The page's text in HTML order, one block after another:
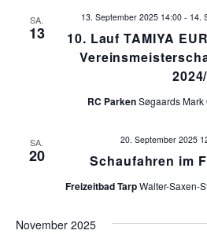
SA.
13
10. Lauf TAMIYA
13. September 2025 14:00- 14.
RC ParkenSøgaards
SA.
20 Schaufahren im
20. September 2025
Freizeitbad TarpWalter-Saxen-
November 2025